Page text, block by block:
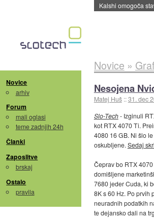
Kalshi omogoča
Novice
arhiv
Forum
mali oglasi
teme zadnjih 24h
Članki
Zaposlitve
brskaj
Ostalo
pravila
Novice »
Nesojena
Matej Huš ::31. dec
Slo-Tech- Izginuli
kot RTX 4070 Ti.
4080 16 GB. Ni šlo
oskubljene. Sedaj
Čeprav bo RTX
domišljene
7680 jeder Cuda, ki
8K s 60 Hz. Po prvih
neuradnih podatkih
te dejansko dali na